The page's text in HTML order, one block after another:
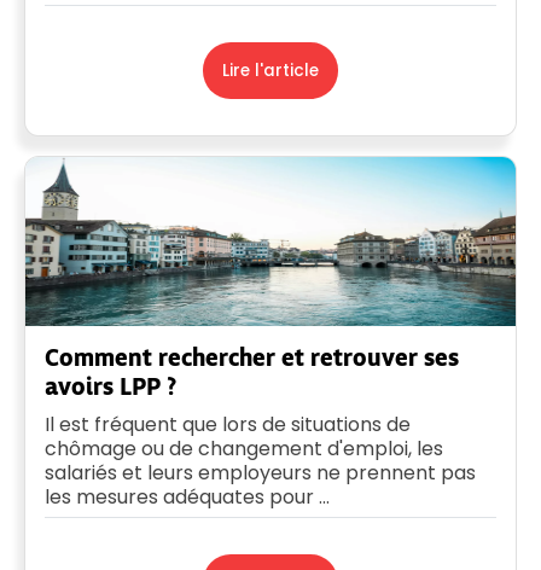
Lire l'article
Comment rechercher et retrouver ses
avoirs LPP ?
Il est fréquent que lors de situations de
chômage ou de changement d'emploi, les
salariés et leurs employeurs ne prennent pas
les mesures adéquates pour ...